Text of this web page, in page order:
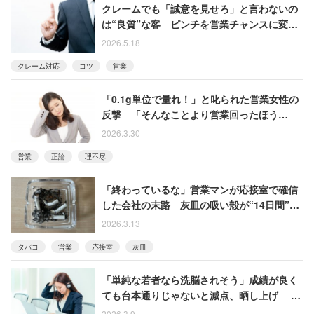
クレームでも「誠意を見せろ」と言わないの
は“良質”な客 ピンチを営業チャンスに変え
るコツを語る男性
2026.5.18
クレーム対応 コツ 営業
「0.1g単位で量れ！」と叱られた営業女性の
反撃 「そんなことより営業回ったほう
が……」理不尽な指示を正論で黙らせる
2026.3.30
営業 正論 理不尽
「終わっているな」営業マンが応接室で確信
した会社の末路 灰皿の吸い殻が“14日間”も
放置されていた…ある男性の回想
2026.3.13
タバコ 営業 応接室 灰皿
「単純な若者なら洗脳されそう」成績が良く
ても台本通りじゃないと減点、晒し上げ 嘘
の求人を出すコールセンターに就職してしま